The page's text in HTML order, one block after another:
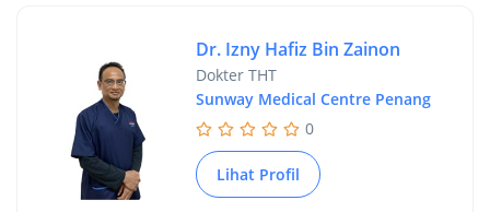
Dr. Izny Hafiz Bin Zainon
Dokter THT
Sunway Medical Centre Penang
0
Lihat Profil